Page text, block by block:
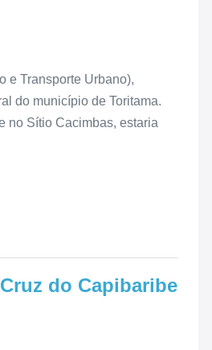
e Transporte Urbano),
do município de Toritama.
no Sítio Cacimbas, estaria
do Capibaribe